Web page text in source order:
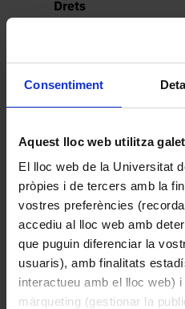
Consentiment
Aquest lloc web utilitza
El lloc web de la Universitat
pròpies i de tercers amb la
vostres preferències
accediu al lloc web amb
que puguin diferenciar la
usuaris), amb finalitats
interactueu amb el lloc web)
màrqueting (gestionar la
Drets
les Corts Catalanes,
Altres peces de la